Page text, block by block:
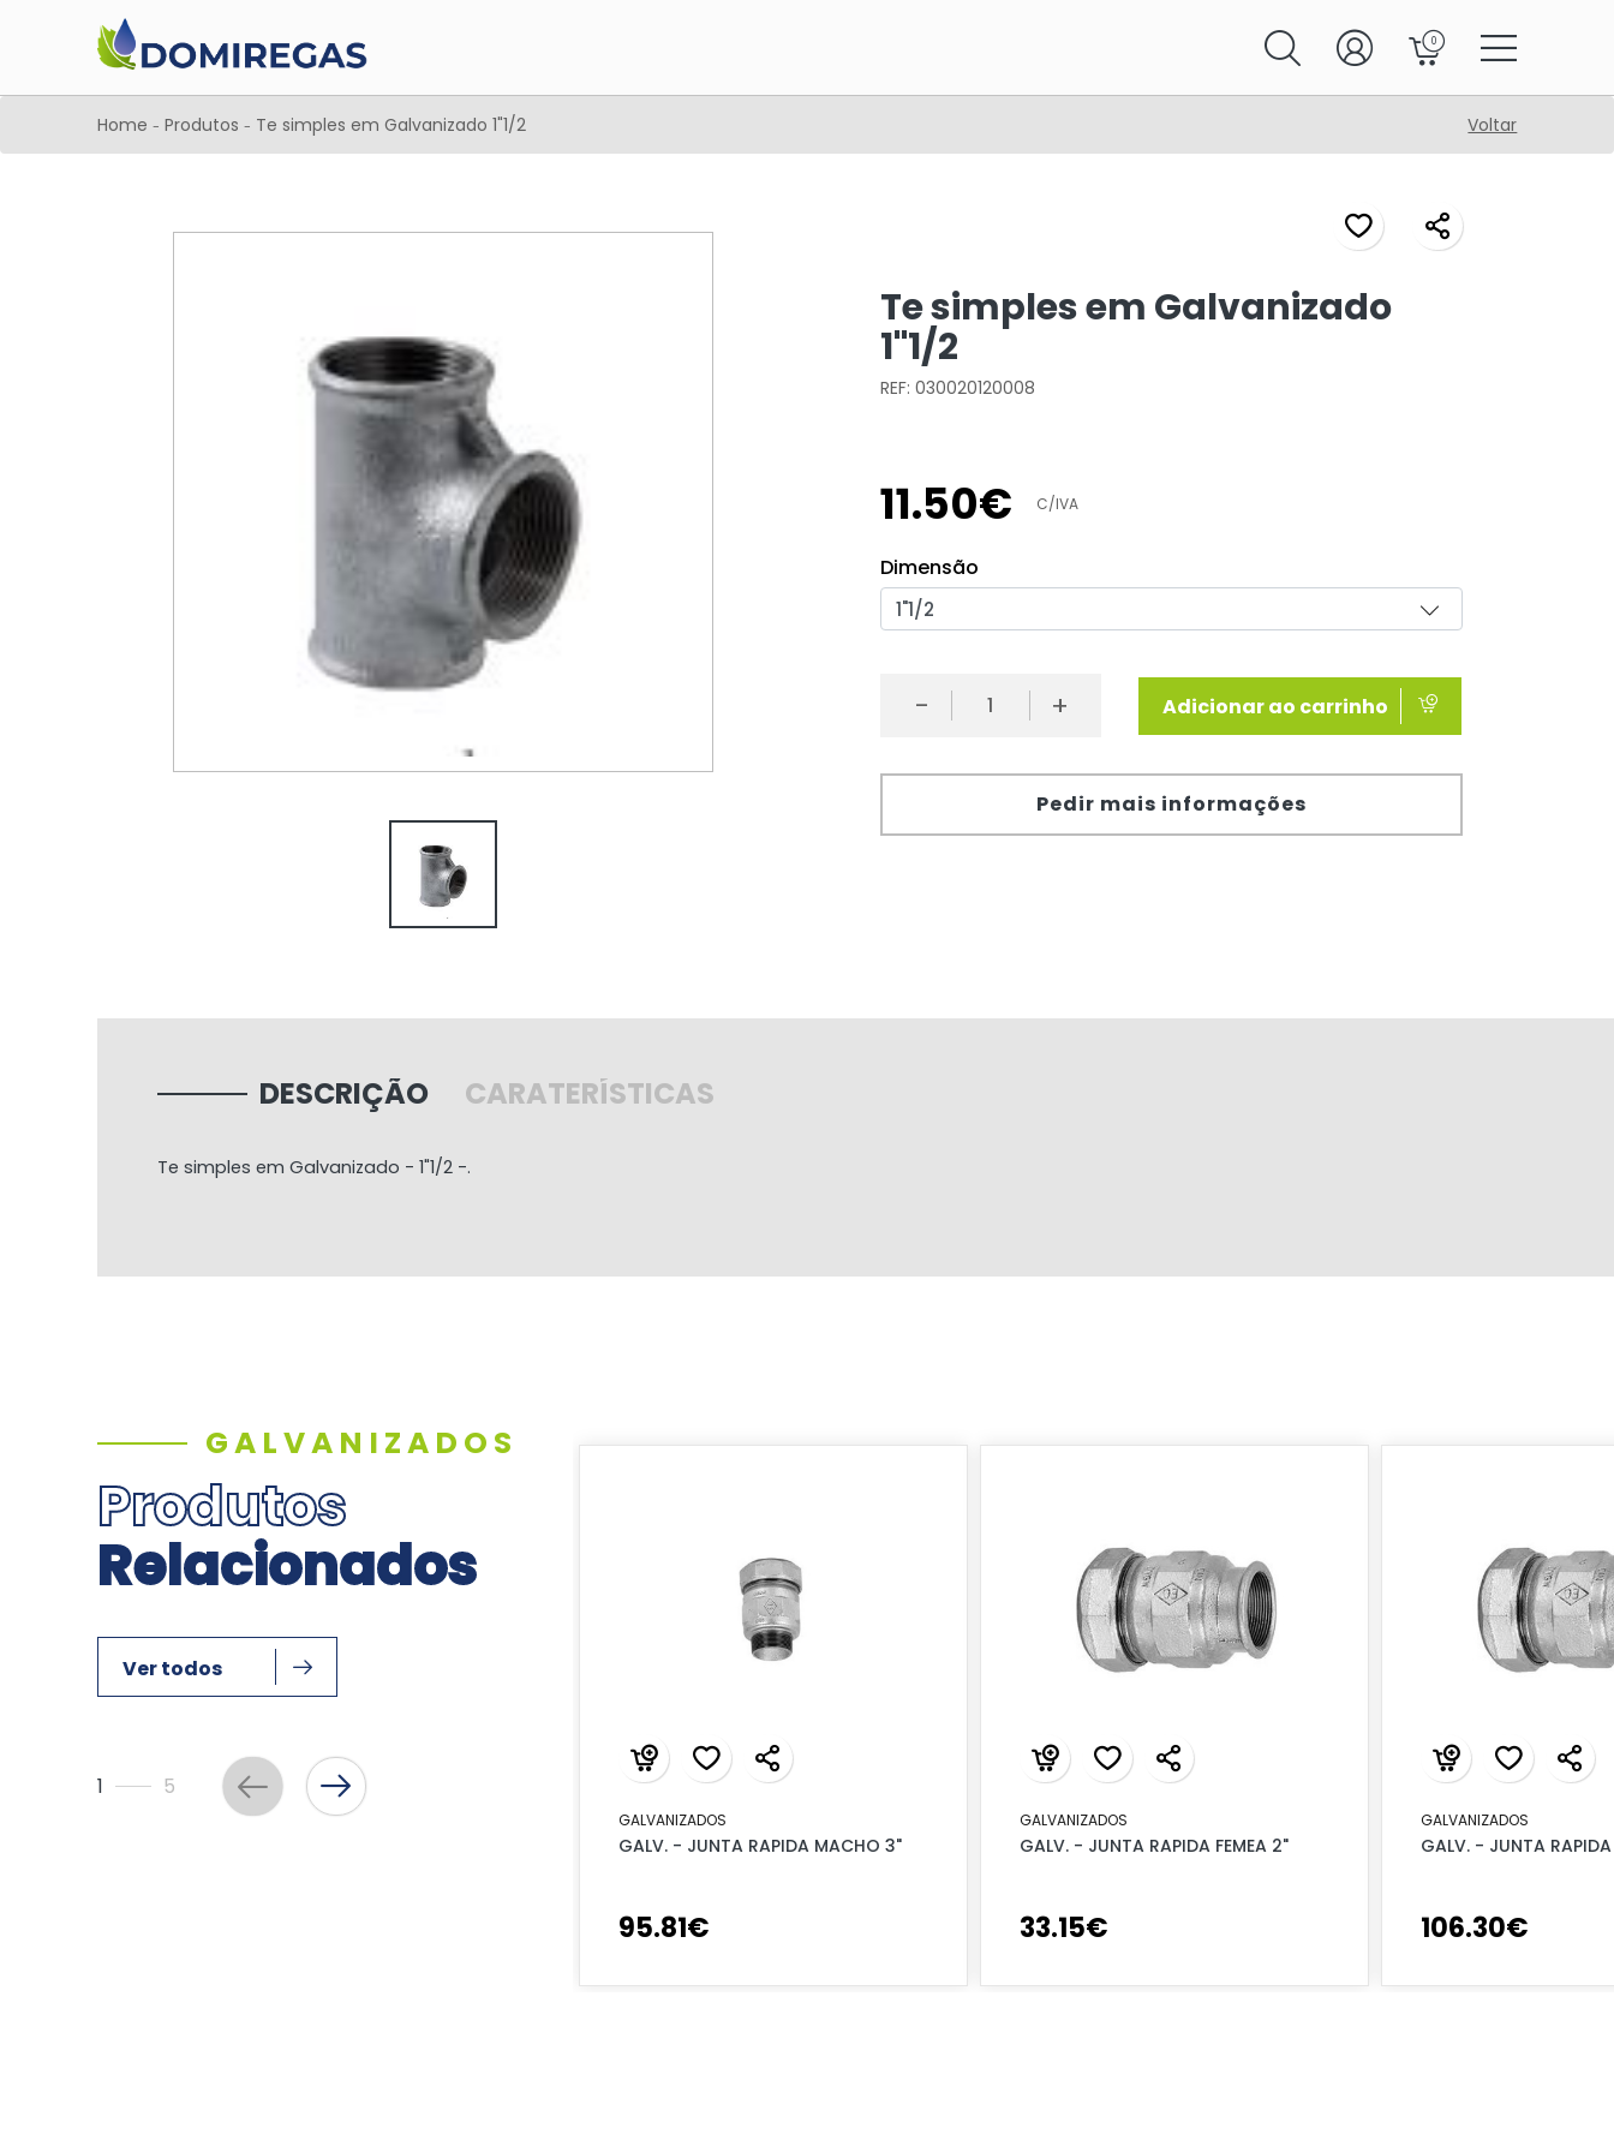
0
Home - Produtos - Te simples em Galvanizado 1"1/2 Voltar
Te simples em Galvanizado
1"1/2
REF: 030020120008
11.50€ C/IVA
Dimensão
- + Adicionar ao carrinho
Pedir mais informações
DESCRIÇÃO CARATERÍSTICAS
Te simples em Galvanizado - 1"1/2 -.
GALVANIZADOS
Produtos
Relacionados
Ver todos
1 5
GALVANIZADOS
GALV. - JUNTA RAPIDA MACHO 3"
95.81€
GALVANIZADOS
GALV. - JUNTA RAPIDA FEMEA 2"
33.15€
GALVANIZADOS
GALV. - JUNTA RAPIDA
106.30€